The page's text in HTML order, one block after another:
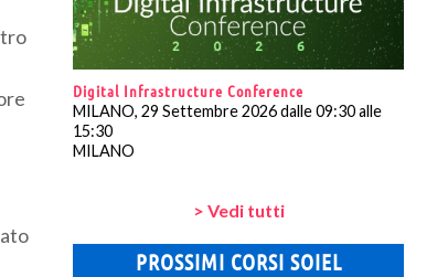
Digital Infrastructure Conference
MILANO, 29 Settembre 2026 dalle 09:30 alle
15:30
MILANO
> Vedi tutti
PROSSIMI CORSI SOIEL